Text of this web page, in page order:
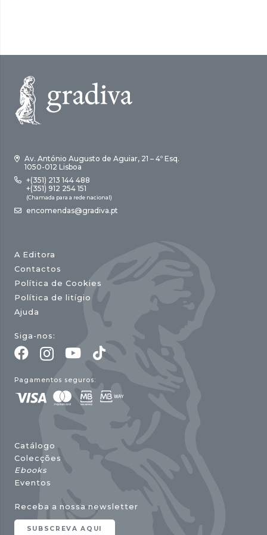
Av. António Augusto de Aguiar, 21 – 4º Esq.
1050-012 Lisboa
+(351) 213 144 488
+(351) 912 254 151
(Chamada para a rede nacional)
encomendas@gradiva.pt
A Editora
Contactos
Política de Cookies
Política de litígio
Ajuda
Siga-nos:
Pagamentos seguros:
Catálogo
Colecções
Ebooks
Eventos
Receba a nossa newsletter
SUBSCREVA AQUI